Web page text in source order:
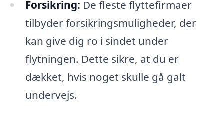
Forsikring: De fleste flyttefirmaer
tilbyder forsikringsmuligheder, der
kan give dig ro i sindet under
flytningen. Dette sikre, at du er
dækket, hvis noget skulle gå galt
undervejs.